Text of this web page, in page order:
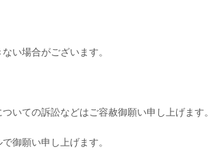
い場合がございます。
いての訴訟などはご容赦御願い申し上げます。
御願い申し上げます。